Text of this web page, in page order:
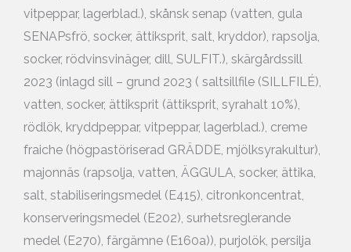
vitpeppar, lagerblad.), skånsk senap (vatten, gula
SENAPsfrö, socker, ättiksprit, salt, kryddor), rapsolja,
socker, rödvinsvinäger, dill, SULFIT.), skärgårdssill
2023 (inlagd sill – grund 2023 ( saltsillfile (SILLFILÉ),
vatten, socker, ättiksprit (ättiksprit, syrahalt 10%),
rödlök, kryddpeppar, vitpeppar, lagerblad.), creme
fraiche (högpastöriserad GRÄDDE, mjölksyrakultur),
majonnäs (rapsolja, vatten, ÄGGULA, socker, ättika,
salt, stabiliseringsmedel (E415), citronkoncentrat,
konserveringsmedel (E202), surhetsreglerande
medel (E270), färgämne (E160a)), purjolök, persilja